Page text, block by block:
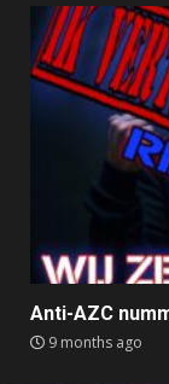
Anti-AZC
9 months ago